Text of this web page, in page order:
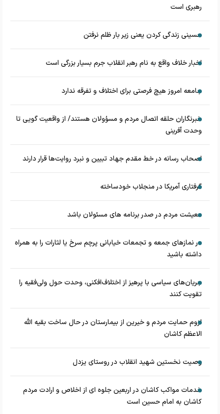
رهبری است
حسینی زندگی کردن یعنی زیر بار ظلم نرفتن
اخبار خلاف واقع به نام رهبر انقلاب جرم بسیار بزرگی است
جامعه امروز هیچ فرصتی برای اختلاف و تفرقه ندارد
خبرنگاران حلقه اتصال مردم و مسؤولان هستند/ از واقعیت گویی تا
وحدت آفرینی
اصحاب رسانه در خط مقدم جهاد تبیین و نبرد روایت‌ها قرار دارند
گرفتاری آمریکا در منجلاب خودساخته
معیشت مردم در صدر برنامه های مسئولان باشد
در نماز‌های جمعه و تجمعات خیابانی پرچم سرخ یا لثارات را به همراه
داشته باشید
جریان‌های سیاسی با پرهیز از اختلاف‌افکنی، وحدت حول ولی‌فقیه را
تقویت کنند
لزوم حمایت مردم و خیرین از بیمارستان در حال ساخت بقیه الله
الاعظم کاشان
وصیت نخستین شهید انقلاب در روستای یزدل
خدمات مواکب کاشان در اربعین جلوه ای از اخلاص و ارادت مردم
کاشان به امام حسین است